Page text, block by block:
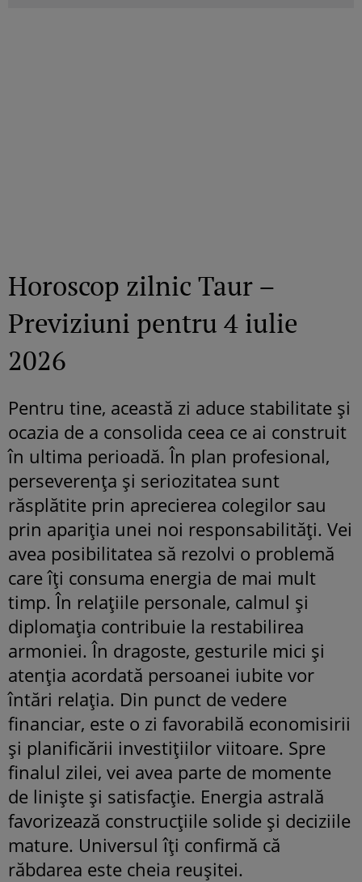
Horoscop zilnic Taur –
Previziuni pentru 4 iulie
2026
Pentru tine, această zi aduce stabilitate și
ocazia de a consolida ceea ce ai construit
în ultima perioadă. În plan profesional,
perseverența și seriozitatea sunt
răsplătite prin aprecierea colegilor sau
prin apariția unei noi responsabilități. Vei
avea posibilitatea să rezolvi o problemă
care îți consuma energia de mai mult
timp. În relațiile personale, calmul și
diplomația contribuie la restabilirea
armoniei. În dragoste, gesturile mici și
atenția acordată persoanei iubite vor
întări relația. Din punct de vedere
financiar, este o zi favorabilă economisirii
și planificării investițiilor viitoare. Spre
finalul zilei, vei avea parte de momente
de liniște și satisfacție. Energia astrală
favorizează construcțiile solide și deciziile
mature. Universul îți confirmă că
răbdarea este cheia reușitei.